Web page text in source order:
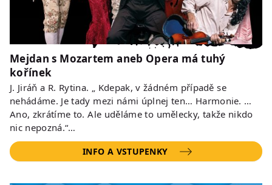
Mejdan s Mozartem aneb Opera má tuhý
kořínek
J. Jiráň a R. Rytina. „ Kdepak, v žádném případě se
nehádáme. Je tady mezi námi úplnej ten… Harmonie. …
Ano, zkrátíme to. Ale uděláme to umělecky, takže nikdo
nic nepozná.“…
INFO A VSTUPENKY